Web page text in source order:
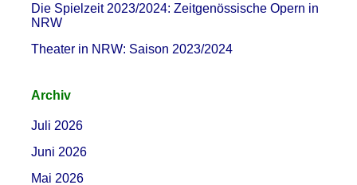
Die Spielzeit 2023/2024: Zeitgenössische Opern in
NRW
Theater in NRW: Saison 2023/2024
Archiv
Juli 2026
Juni 2026
Mai 2026